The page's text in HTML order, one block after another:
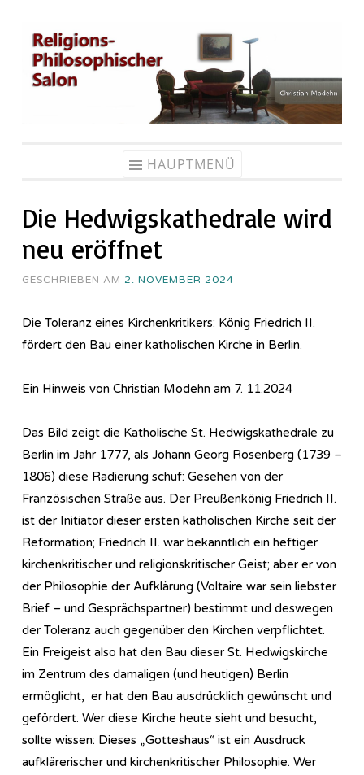
Zum
Inhalt
springen
HAUPTMENÜ
Die Hedwigskathedrale wird
neu eröffnet
GESCHRIEBEN AM 2. NOVEMBER 2024
Die Toleranz eines Kirchenkritikers: König Friedrich II.
fördert den Bau einer katholischen Kirche in Berlin.
Ein Hinweis von Christian Modehn am 7. 11.2024
Das Bild zeigt die Katholische St. Hedwigskathedrale zu
Berlin im Jahr 1777, als Johann Georg Rosenberg (1739 –
1806) diese Radierung schuf: Gesehen von der
Französischen Straße aus. Der Preußenkönig Friedrich II.
ist der Initiator dieser ersten katholischen Kirche seit der
Reformation; Friedrich II. war bekanntlich ein heftiger
kirchenkritischer und religionskritischer Geist; aber er von
der Philosophie der Aufklärung (Voltaire war sein liebster
Brief – und Gesprächspartner) bestimmt und deswegen
der Toleranz auch gegenüber den Kirchen verpflichtet.
Ein Freigeist also hat den Bau dieser St. Hedwigskirche
im Zentrum des damaligen (und heutigen) Berlin
ermöglicht, er hat den Bau ausdrücklich gewünscht und
gefördert. Wer diese Kirche heute sieht und besucht,
sollte wissen: Dieses „Gotteshaus“ ist ein Ausdruck
aufklärerischer und kirchenkritischer Philosophie. Wer